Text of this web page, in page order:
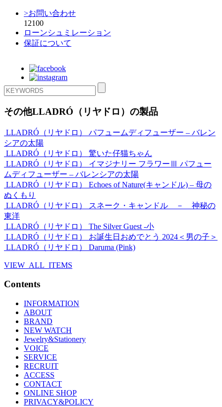
>お問い合わせ
12100
ローンシュミレーション
保証について
その他LLADRÓ（リヤドロ）の製品
LLADRÓ（リヤドロ）
パフュームディフューザー – バレン
シアの太陽
LLADRÓ（リヤドロ）
驚いた仔猫ちゃん
LLADRÓ（リヤドロ）
イマジナリー フラワーⅢ パフュー
ムディフューザー – バレンシアの太陽
LLADRÓ（リヤドロ）
Echoes of Nature(キャンドル) – 母の
ぬくもり
LLADRÓ（リヤドロ）
スネーク・キャンドル － 神秘の
東洋
LLADRÓ（リヤドロ）
The Silver Guest -小
LLADRÓ（リヤドロ）
お誕生日おめでとう 2024＜男の子＞
LLADRÓ（リヤドロ）
Daruma (Pink)
VIEW ALL ITEMS
Contents
INFORMATION
ABOUT
BRAND
NEW WATCH
Jewelry&Stationery
VOICE
SERVICE
RECRUIT
ACCESS
CONTACT
ONLINE SHOP
PRIVACY&POLICY